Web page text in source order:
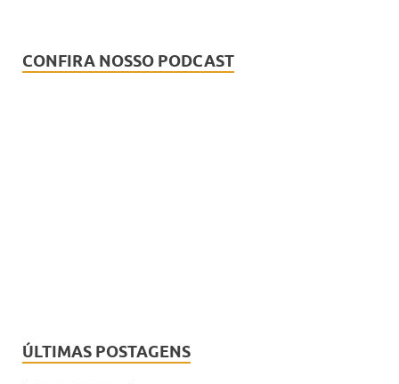
CONFIRA NOSSO PODCAST
ÚLTIMAS POSTAGENS